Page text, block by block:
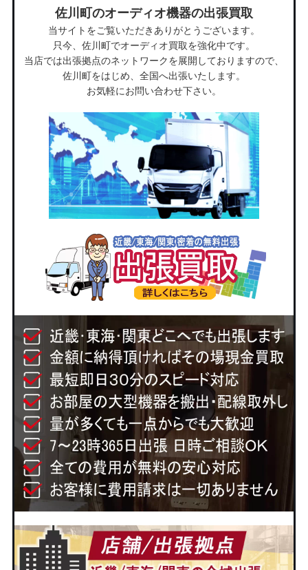
佐川町のオーディオ機器の出張買取
当サイトをご覧いただきありがとうございます。
只今、佐川町でオーディオ買取を強化中です。
当店では出張拠点のネットワークを展開しておりますので、
佐川町をはじめ、全国へ出張いたします。
お気軽にお問い合わせ下さい。